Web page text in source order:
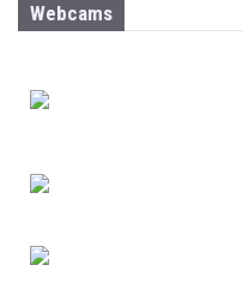
Webcams